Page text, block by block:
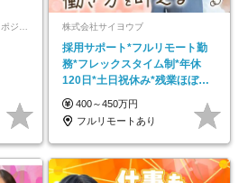
日本マイクロソフト株式会社【ポジションマッチ登録】 株式会社サイヨウブ
採用サポート*フルリモート勤
務*フレックスタイム制*年休
120日*土日祝休み*残業ほぼな
し*育児中社員8割以上
400～450万円
フルリモートあり